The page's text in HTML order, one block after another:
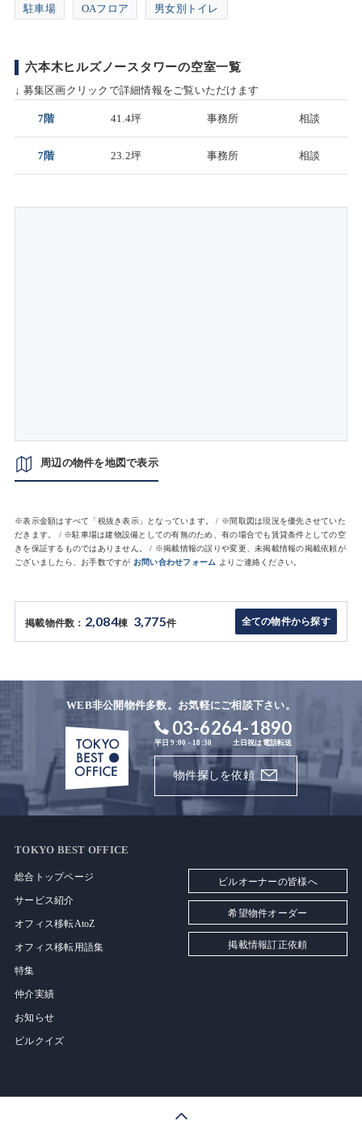
駐車場 OAフロア 男女別トイレ
六本木ヒルズノースタワーの空室一覧
↓ 募集区画クリックで詳細情報をご覧いただけます
7階 41.4坪 事務所 相談
7階 23.2坪 事務所 相談
周辺の物件を地図で表示
※表示金額はすべて「税抜き表示」となっています。 / ※間取図は現況を優先させていた
だきます。 / ※駐車場は建物設備としての有無のため、有の場合でも賃貸条件としての空
きを保証するものではありません。 / ※掲載情報の誤りや変更、未掲載情報の掲載依頼が
ございましたら、お手数ですが お問い合わせフォーム よりご連絡ください。
掲載物件数： 2,084棟 3,775件 全ての物件から探す
WEB非公開物件多数。お気軽にご相談下さい。
03-6264-1890
平日 9:00 - 18:30 土日祝は電話転送
物件探しを依頼
TOKYO BEST OFFICE
総合トップページ
サービス紹介
オフィス移転AtoZ
オフィス移転用語集
特集
仲介実績
お知らせ
ビルクイズ
ビルオーナーの皆様へ
希望物件オーダー
掲載情報訂正依頼